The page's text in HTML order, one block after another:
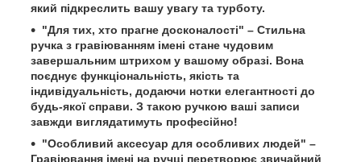
який підкреслить вашу увагу та турботу.
"Для тих, хто прагне досконалості" – Стильна
ручка з гравіюванням імені стане чудовим
завершальним штрихом у вашому образі. Вона
поєднує функціональність, якість та
індивідуальність, додаючи нотки елегантності до
будь-якої справи. З такою ручкою ваші записи
завжди виглядатимуть професійно!
"Особливий аксесуар для особливих людей" –
Гравіювання імені на ручці перетворює звичайний